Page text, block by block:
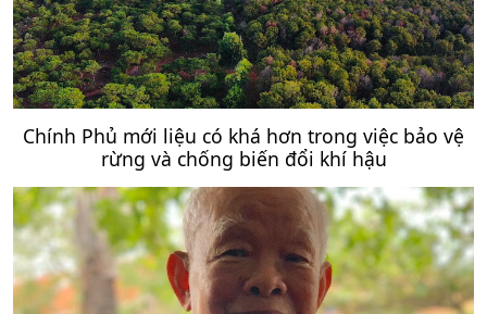
Chính Phủ mới liệu có khá hơn trong việc bảo vệ
rừng và chống biến đổi khí hậu